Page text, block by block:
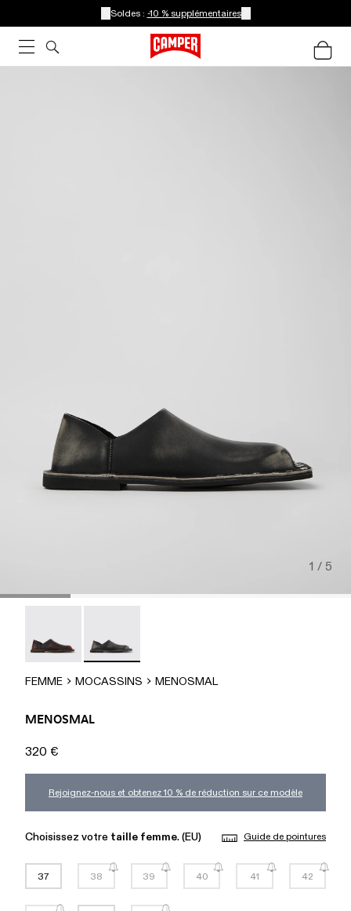
Soldes : -10 % supplémentaires
1 / 5
FEMME MOCASSINS MENOSMAL
MENOSMAL
320 €
Rejoignez-nous et obtenez 10 % de réduction sur ce modèle
Choisissez votre taille femme. (EU) Guide de pointures
37 38 39 40 41 42